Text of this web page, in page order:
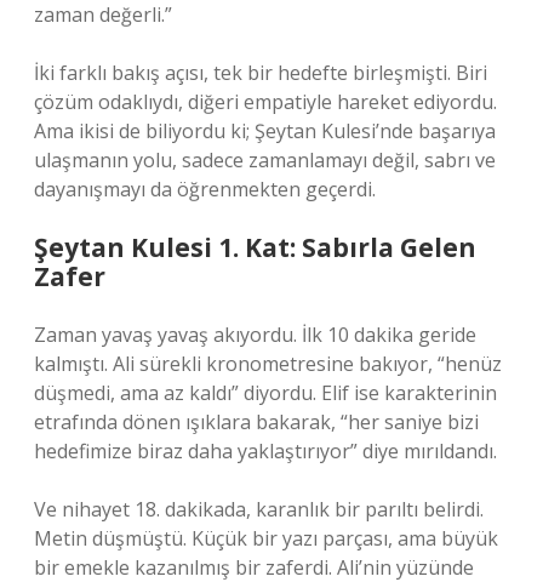
zaman değerli.”
İki farklı bakış açısı, tek bir hedefte birleşmişti. Biri
çözüm odaklıydı, diğeri empatiyle hareket ediyordu.
Ama ikisi de biliyordu ki; Şeytan Kulesi’nde başarıya
ulaşmanın yolu, sadece zamanlamayı değil, sabrı ve
dayanışmayı da öğrenmekten geçerdi.
Şeytan Kulesi 1. Kat: Sabırla Gelen
Zafer
Zaman yavaş yavaş akıyordu. İlk 10 dakika geride
kalmıştı. Ali sürekli kronometresine bakıyor, “henüz
düşmedi, ama az kaldı” diyordu. Elif ise karakterinin
etrafında dönen ışıklara bakarak, “her saniye bizi
hedefimize biraz daha yaklaştırıyor” diye mırıldandı.
Ve nihayet 18. dakikada, karanlık bir parıltı belirdi.
Metin düşmüştü. Küçük bir yazı parçası, ama büyük
bir emekle kazanılmış bir zaferdi. Ali’nin yüzünde